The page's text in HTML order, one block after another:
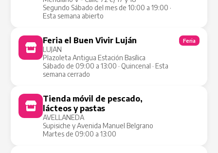
Segundo Sábado del mes de 10:00 a 19:00 ·
Esta semana abierto
Feria el Buen Vivir Luján
LUJAN
Plazoleta Antigua Estación Basílica
Sábado de 09:00 a 13:00 · Quincenal · Esta
semana cerrado
Feria
Tienda móvil de pescado,
lácteos y pastas
AVELLANEDA
Supisiche y Avenida Manuel Belgrano
Martes de 09:00 a 13:00